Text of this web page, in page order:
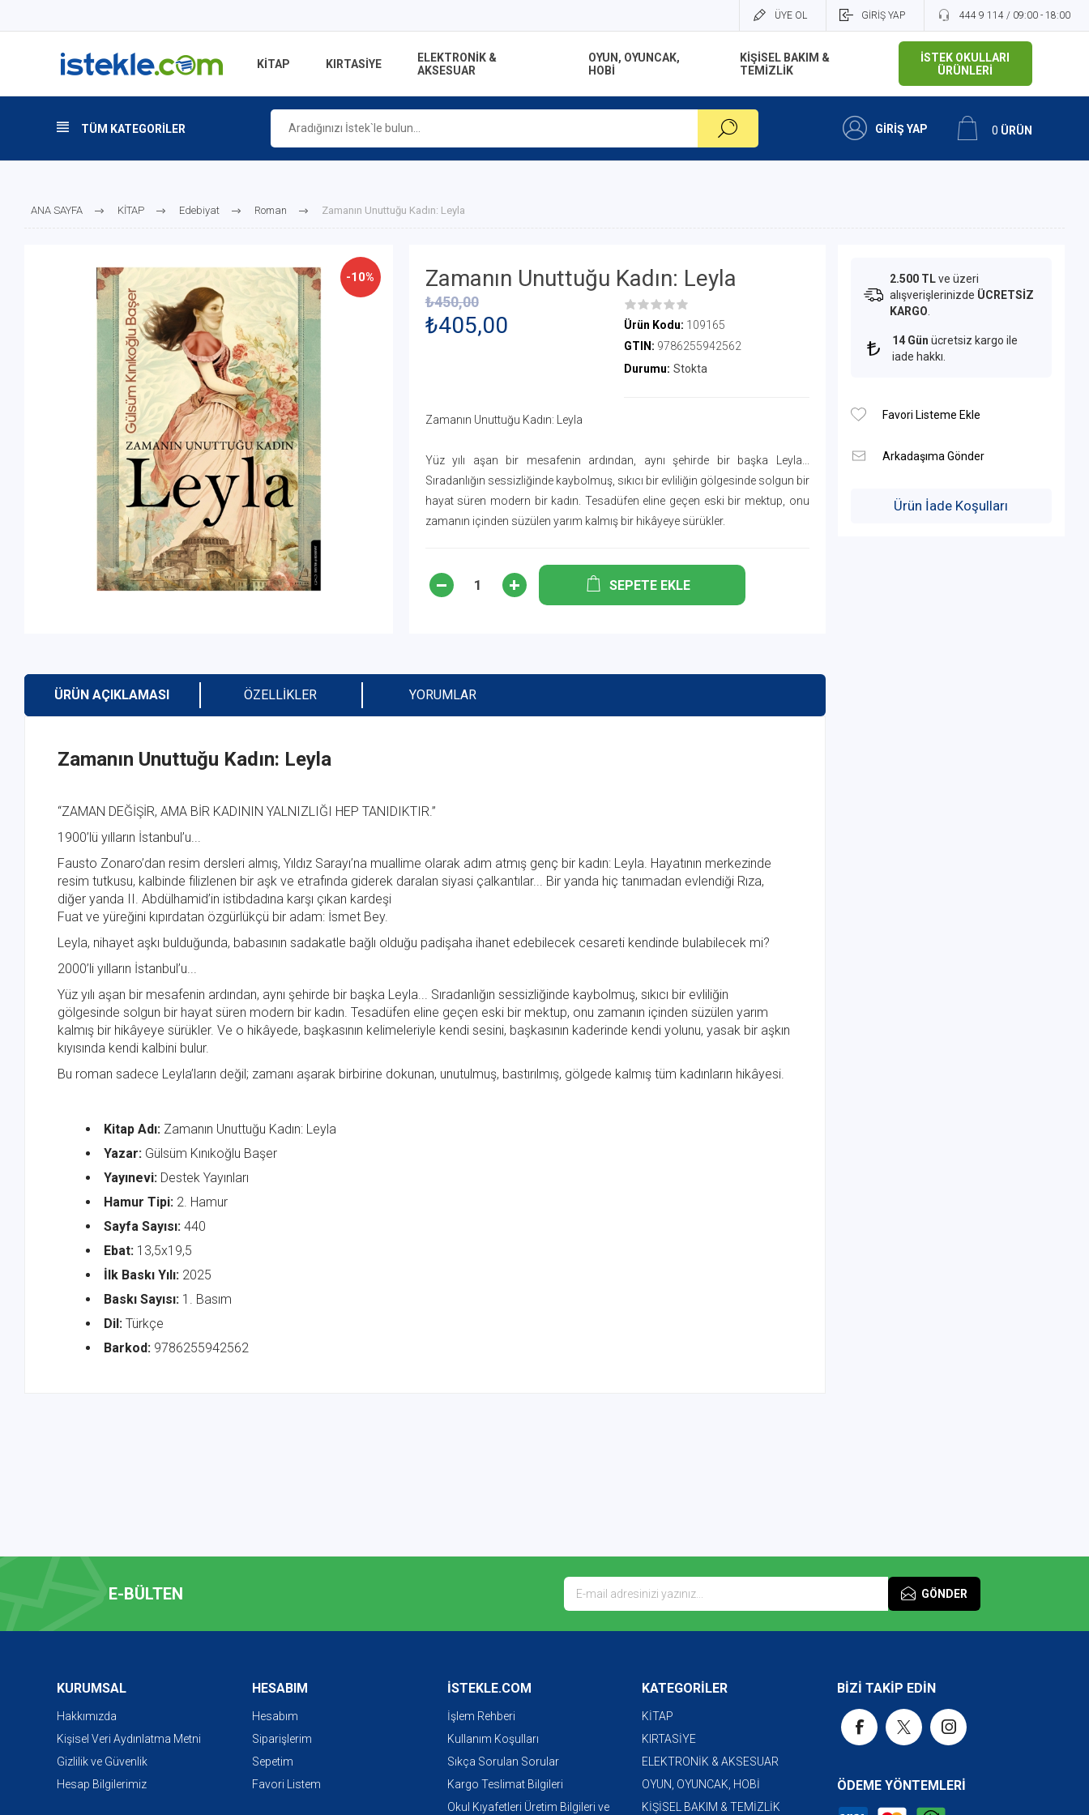
ÜYE OL GİRİŞ YAP 444 9 114 / 09:00 - 18:00
KİTAP KIRTASİYE
ELEKTRONİK &
AKSESUAR
OYUN, OYUNCAK,
HOBİ
KİŞİSEL BAKIM &
TEMİZLİK
İSTEK OKULLARI
ÜRÜNLERİ
TÜM KATEGORİLER GİRİŞ YAP 0 ÜRÜN
ANA SAYFA KİTAP Edebiyat Roman Zamanın Unuttuğu Kadın: Leyla
-10%
Zamanın Unuttuğu Kadın: Leyla
₺405,00
₺450,00
Ürün Kodu: 109165
GTIN: 9786255942562
Durumu: Stokta
Zamanın Unuttuğu Kadın: Leyla
Yüz yılı aşan bir mesafenin ardından, aynı şehirde bir başka Leyla...
Sıradanlığın sessizliğinde kaybolmuş, sıkıcı bir evliliğin gölgesinde solgun bir
hayat süren modern bir kadın. Tesadüfen eline geçen eski bir mektup, onu
zamanın içinden süzülen yarım kalmış bir hikâyeye sürükler.
SEPETE EKLE
ÜRÜN AÇIKLAMASI ÖZELLIKLER YORUMLAR
Zamanın Unuttuğu Kadın: Leyla
“ZAMAN DEĞİŞİR, AMA BİR KADININ YALNIZLIĞI HEP TANIDIKTIR.”
1900’lü yılların İstanbul’u...
Fausto Zonaro’dan resim dersleri almış, Yıldız Sarayı’na muallime olarak adım atmış genç bir kadın: Leyla. Hayatının merkezinde
resim tutkusu, kalbinde filizlenen bir aşk ve etrafında giderek daralan siyasi çalkantılar... Bir yanda hiç tanımadan evlendiği Rıza,
diğer yanda II. Abdülhamid’in istibdadına karşı çıkan kardeşi
Fuat ve yüreğini kıpırdatan özgürlükçü bir adam: İsmet Bey.
Leyla, nihayet aşkı bulduğunda, babasının sadakatle bağlı olduğu padişaha ihanet edebilecek cesareti kendinde bulabilecek mi?
2000’li yılların İstanbul’u...
Yüz yılı aşan bir mesafenin ardından, aynı şehirde bir başka Leyla... Sıradanlığın sessizliğinde kaybolmuş, sıkıcı bir evliliğin
gölgesinde solgun bir hayat süren modern bir kadın. Tesadüfen eline geçen eski bir mektup, onu zamanın içinden süzülen yarım
kalmış bir hikâyeye sürükler. Ve o hikâyede, başkasının kelimeleriyle kendi sesini, başkasının kaderinde kendi yolunu, yasak bir aşkın
kıyısında kendi kalbini bulur.
Bu roman sadece Leyla’ların değil; zamanı aşarak birbirine dokunan, unutulmuş, bastırılmış, gölgede kalmış tüm kadınların hikâyesi.
Kitap Adı: Zamanın Unuttuğu Kadın: Leyla
Yazar: Gülsüm Kınıkoğlu Başer
Yayınevi: Destek Yayınları
Hamur Tipi: 2. Hamur
Sayfa Sayısı: 440
Ebat: 13,5x19,5
İlk Baskı Yılı: 2025
Baskı Sayısı: 1. Basım
Dil: Türkçe
Barkod: 9786255942562
2.500 TLve üzeri
alışverişlerinizde ÜCRETSİZ
KARGO
14 Gün ücretsiz kargo ile
iade hakkı.
Ürün İade Koşulları
E-BÜLTEN GÖNDER
KURUMSAL
Hakkımızda
Kişisel Veri Aydınlatma Metni
Gizlilik ve Güvenlik
Hesap Bilgilerimiz
HESABIM
Hesabım
Siparişlerim
Sepetim
Favori Listem
İSTEKLE.COM
İşlem Rehberi
Kullanım Koşulları
Sıkça Sorulan Sorular
Kargo Teslimat Bilgileri
Okul Kıyafetleri Üretim Bilgileri ve
KATEGORİLER
KİTAP
KIRTASİYE
ELEKTRONİK & AKSESUAR
OYUN, OYUNCAK, HOBİ
KİŞİSEL BAKIM & TEMİZLİK
BİZİ TAKİP EDİN
ÖDEME YÖNTEMLERİ